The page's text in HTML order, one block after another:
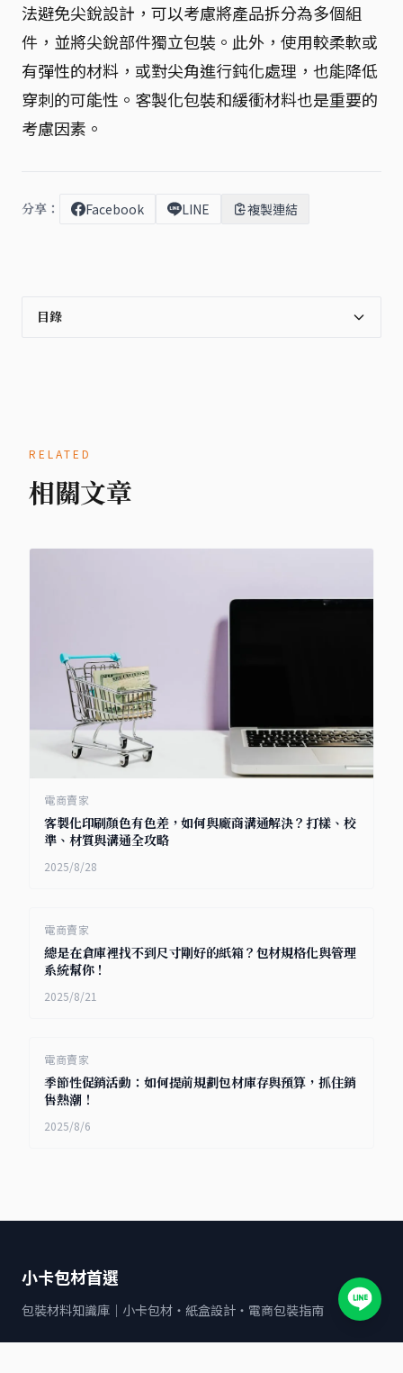
法避免尖銳設計，可以考慮將產品拆分為多個組
件，並將尖銳部件獨立包裝。此外，使用較柔軟或
有彈性的材料，或對尖角進行鈍化處理，也能降低
穿刺的可能性。客製化包裝和緩衝材料也是重要的
考慮因素。
分享： Facebook LINE 複製連結
目錄
RELATED
相關文章
電商賣家
客製化印刷顏色有色差，如何與廠商溝通解決？打樣、校
準、材質與溝通全攻略
2025/8/28
電商賣家
總是在倉庫裡找不到尺寸剛好的紙箱？包材規格化與管理
系統幫你！
2025/8/21
電商賣家
季節性促銷活動：如何提前規劃包材庫存與預算，抓住銷
售熱潮！
2025/8/6
小卡包材首選
包裝材料知識庫｜小卡包材・紙盒設計・電商包裝指南